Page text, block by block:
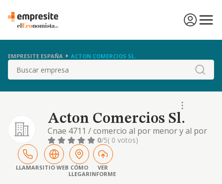
EMPRESITE ESPAÑA ACTON COMERCIOS SL.
Buscar
Acton Comercios Sl.
Cnae 4711 / comercio al por menor y al por
mayor de diferentes productos y en
diferentes establecimientos. compraventa y
alquiler de inmuebles. establecimientos de
bebidas. servicios de comidas. alojamientos.
y otras..
0/5( 0 votos)
LLAMARSITIO WEB CÓMO
LLEGAR
VER
INFORME